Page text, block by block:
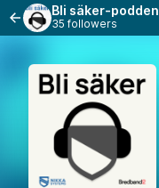
Bli säker-podden
35 followers